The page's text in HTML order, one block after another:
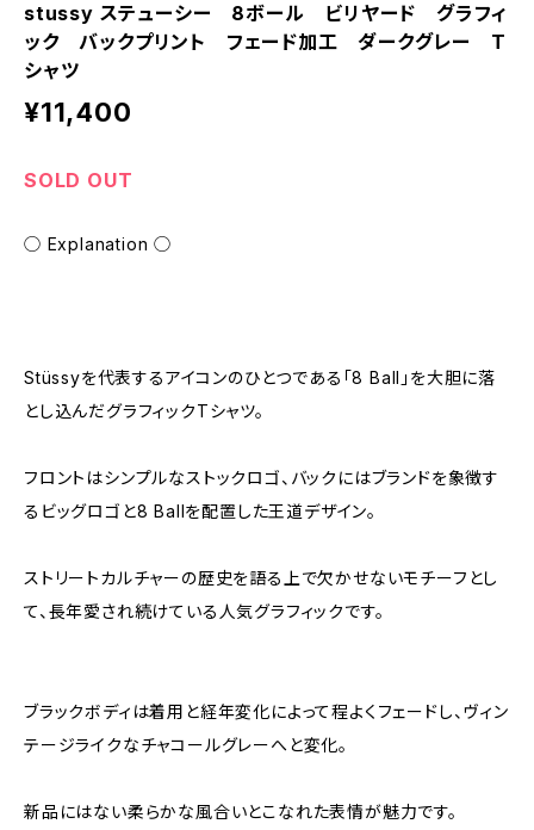
stussy ステューシー 8ボール ビリヤード グラフィ
ック バックプリント フェード加工 ダークグレー T
シャツ
¥11,400
SOLD OUT
◯ Explanation ◯
Stüssyを代表するアイコンのひとつである「8 Ball」を大胆に落
とし込んだグラフィックTシャツ。
フロントはシンプルなストックロゴ、バックにはブランドを象徴す
るビッグロゴと8 Ballを配置した王道デザイン。
ストリートカルチャーの歴史を語る上で欠かせないモチーフとし
て、長年愛され続けている人気グラフィックです。
ブラックボディは着用と経年変化によって程よくフェードし、ヴィン
テージライクなチャコールグレーへと変化。
新品にはない柔らかな風合いとこなれた表情が魅力です。